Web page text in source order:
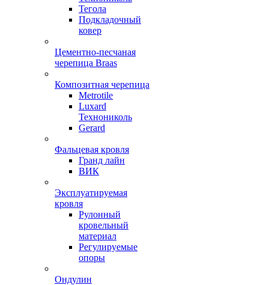
Тегола
Подкладочный
ковер
Цементно-песчаная
черепица Braas
Композитная черепица
Metrotile
Luxard
Технониколь
Gerard
Фальцевая кровля
Гранд лайн
ВИК
Эксплуатируемая
кровля
Рулонный
кровельный
материал
Регулируемые
опоры
Ондулин